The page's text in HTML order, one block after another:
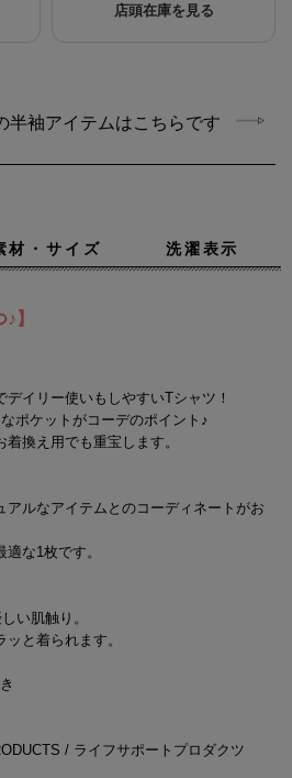
店頭在庫を見る
半袖アイテムはこちらです
材・サイズ 洗濯表示
】
イリー使いもしやすいTシャツ！
ポケットがコーデのポイント♪
換え用でも重宝します。
アルなアイテムとのコーディネートがお
な1枚です。
い肌触り。
と着られます。
/ ライフサポートプロダクツ